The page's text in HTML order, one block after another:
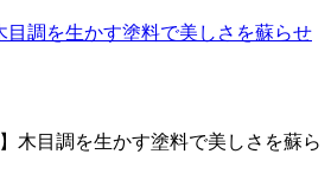
】木目調を生かす塗料で美しさを蘇ら